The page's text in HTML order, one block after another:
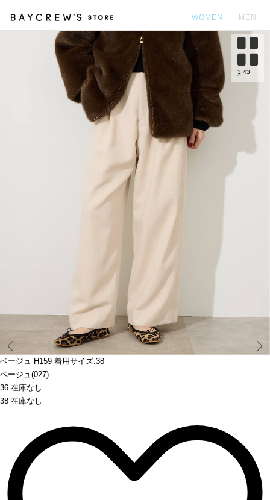
WOMEN MEN
ベージュ H159 着用サイズ:38
ベージュ(027)
36 在庫なし
38 在庫なし
3 43